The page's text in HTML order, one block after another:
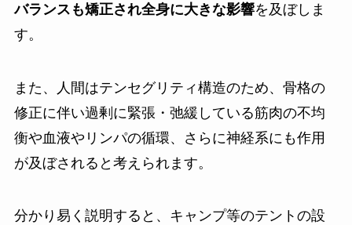
バランスも矯正され全身に大きな影響を及ぼしま
す。
また、人間はテンセグリティ構造のため、骨格の
修正に伴い過剰に緊張・弛緩している筋肉の不均
衡や血液やリンパの循環、さらに神経系にも作用
が及ぼされると考えられます。
分かり易く説明すると、キャンプ等のテントの設